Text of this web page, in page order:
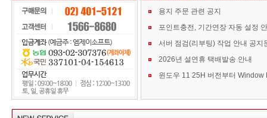
용지 주문 관련 공지
포인트충전, 기간연장 자동 설정
서버 점검(리부팅) 작업 안내 공지
2026년 설연휴 택배발송 안내